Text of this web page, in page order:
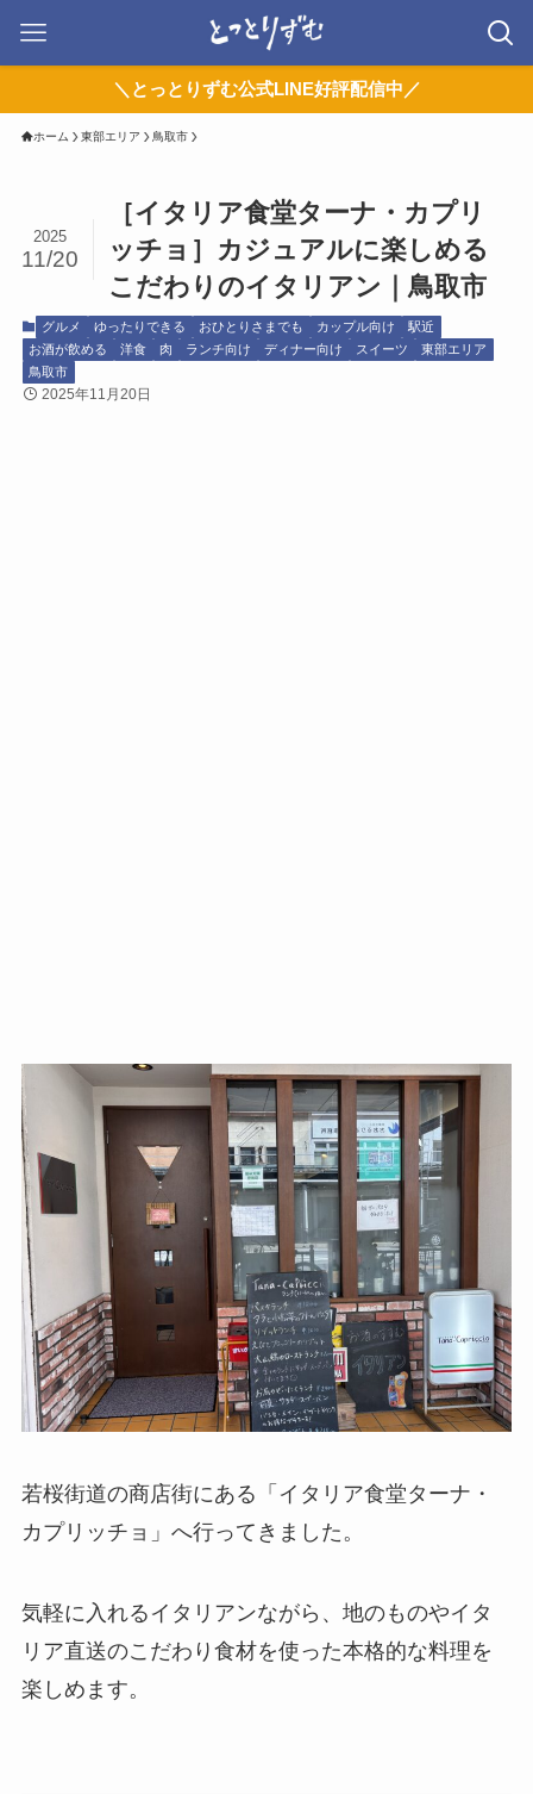
＼とっとりずむ公式LINE好評配信中／
ホーム 東部エリア 鳥取市
［イタリア食堂ターナ・カプリ
ッチョ］カジュアルに楽しめる
こだわりのイタリアン｜鳥取市
2025
11/20
グルメ ゆったりできる おひとりさまでも カップル向け
駅近
お酒が飲める
洋食 肉 ランチ向け ディナー向け スイーツ
東部エリア
鳥取市
2025年11月20日
若桜街道の商店街にある「イタリア食堂ターナ・
カプリッチョ」へ行ってきました。
気軽に入れるイタリアンながら、地のものやイタ
リア直送のこだわり食材を使った本格的な料理を
楽しめます。